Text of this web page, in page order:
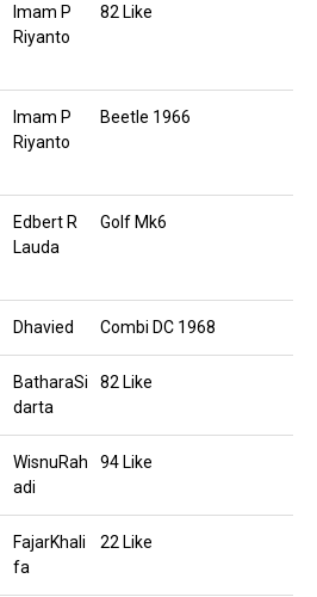
Imam P
Riyanto
82 Like
Imam P
Riyanto
Beetle 1966
Edbert R
Lauda
Golf Mk6
Dhavied Combi DC 1968
BatharaSi
darta
82 Like
WisnuRah
adi
94 Like
FajarKhali
fa
22 Like